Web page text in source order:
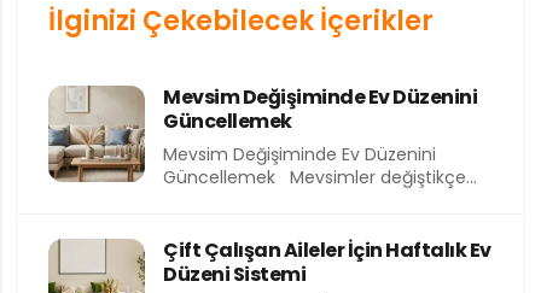
İlginizi Çekebilecek İçerikler
Mevsim Değişiminde Ev Düzenini
Güncellemek
Mevsim Değişiminde Ev Düzenini
Güncellemek Mevsimler değiştikçe
Çift Çalışan Aileler İçin Haftalık Ev
Düzeni Sistemi